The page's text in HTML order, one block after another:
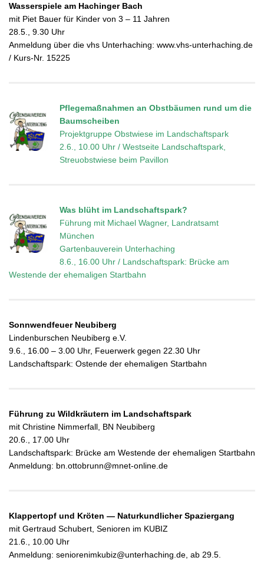
Wasserspiele am Hachinger Bach
mit Piet Bauer für Kinder von 3 – 11 Jahren
28.5., 9.30 Uhr
Anmeldung über die vhs Unterhaching: www.vhs-unterhaching.de
/ Kurs-Nr. 15225
Pflegemaßnahmen an Obstbäumen rund um die
Baumscheiben
Projektgruppe Obstwiese im Landschaftspark
2.6., 10.00 Uhr / Westseite Landschaftspark,
Streuobstwiese beim Pavillon
Was blüht im Landschaftspark?
Führung mit Michael Wagner, Landratsamt
München
Gartenbauverein Unterhaching
8.6., 16.00 Uhr / Landschaftspark: Brücke am
Westende der ehemaligen Startbahn
Sonnwendfeuer Neubiberg
Lindenburschen Neubiberg e.V.
9.6., 16.00 – 3.00 Uhr, Feuerwerk gegen 22.30 Uhr
Landschaftspark: Ostende der ehemaligen Startbahn
Führung zu Wildkräutern im Landschaftspark
mit Christine Nimmerfall, BN Neubiberg
20.6., 17.00 Uhr
Landschaftspark: Brücke am Westende der ehemaligen Startbahn
Anmeldung: bn.ottobrunn@mnet-online.de
Klappertopf und Kröten — Naturkundlicher Spaziergang
mit Gertraud Schubert, Senioren im KUBIZ
21.6., 10.00 Uhr
Anmeldung: seniorenimkubiz@unterhaching.de, ab 29.5.